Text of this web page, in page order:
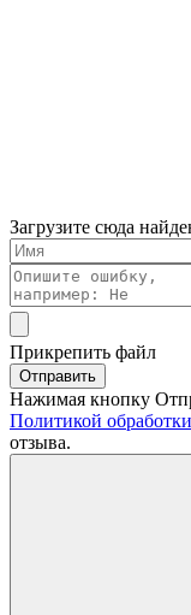
Загрузите сюда
Прикрепить файл
Отправить
Нажимая кнопку
Политикой
отзыва.